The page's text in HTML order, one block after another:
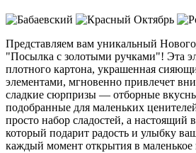
Представляем вам уникальный
"Посылка с золотыми ручками"! Эта
плотного картона, украшенная
элементами, мгновенно привлечет
сладкие сюрпризы — отборные
подобранные для маленьких
просто набор сладостей, а
который подарит радость и улыбку
каждый момент открытия в маленькое